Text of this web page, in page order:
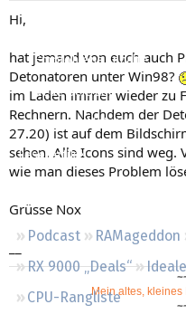
Aktuelles
Empfohlene Inhalte
Neue Beiträge
Neueste Aktivitäten
Leserartikel
Podcast RAMageddon
RX 9000 „Deals“
CPU-Rangliste
Hi,
hat jemand von euch auch
Detonatoren unter Win98?
im Laden immer wieder zu
Rechnern. Nachdem der
27.20) ist auf dem
sehen. Alle Icons sind weg.
wie man dieses Problem
Grüsse Nox
Mein altes, kleines